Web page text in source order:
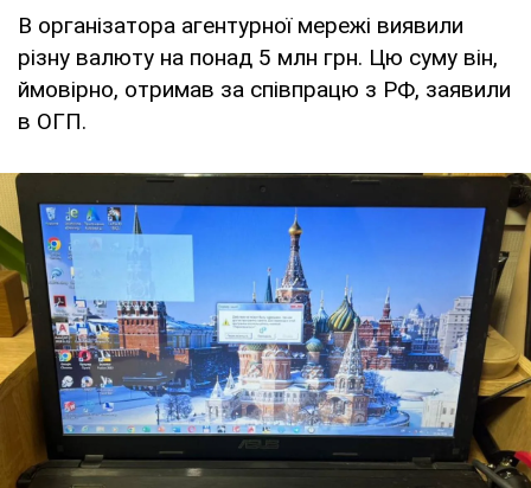
В організатора агентурної мережі виявили
різну валюту на понад 5 млн грн. Цю суму він,
ймовірно, отримав за співпрацю з РФ, заявили
в ОГП.